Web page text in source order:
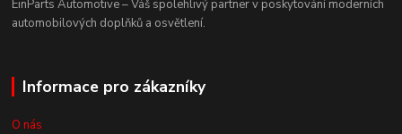
EinParts Automotive – Váš spolehlivý partner v poskytování moderních
automobilových doplňků a osvětlení.
Informace pro zákazníky
O nás